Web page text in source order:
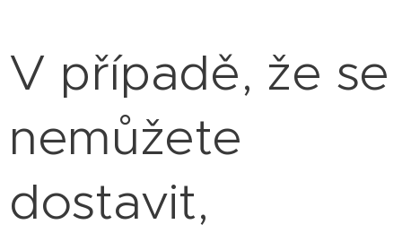
V případě, že se
nemůžete
dostavit,